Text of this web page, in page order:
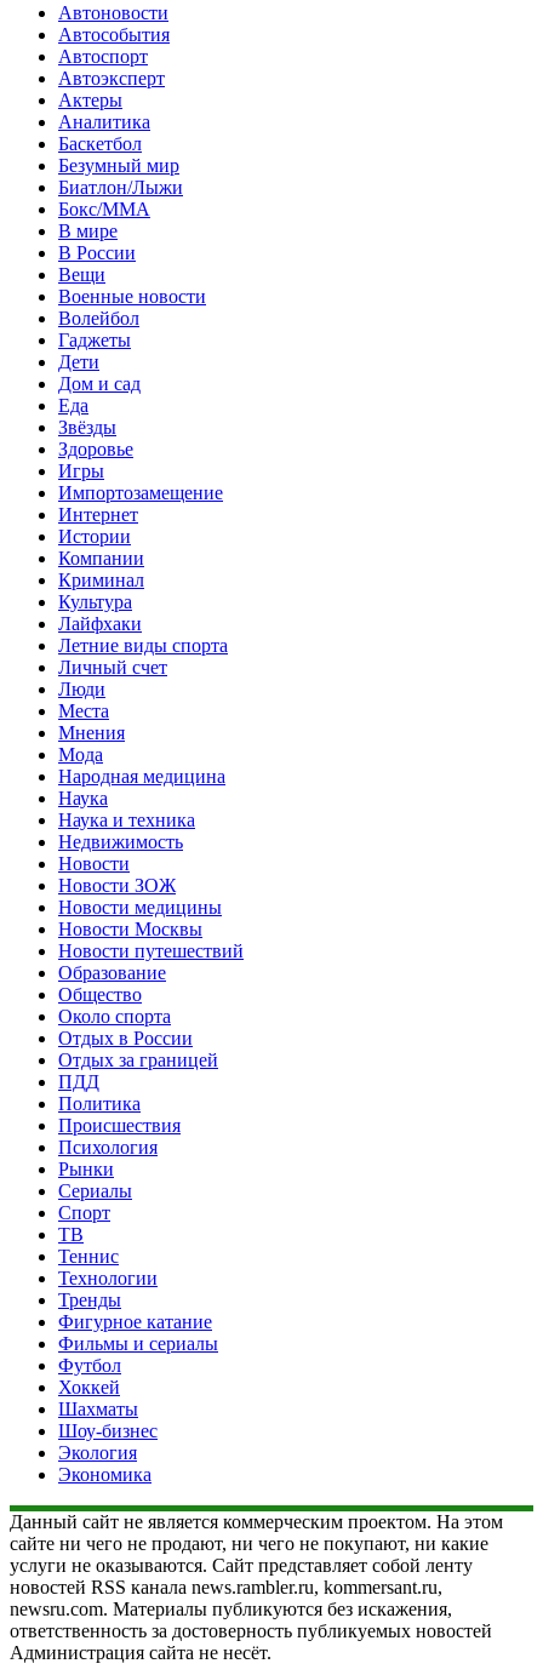
Автоновости
Автособытия
Автоспорт
Автоэксперт
Актеры
Аналитика
Баскетбол
Безумный мир
Биатлон/Лыжи
Бокс/MMA
В мире
В России
Вещи
Военные новости
Волейбол
Гаджеты
Дети
Дом и сад
Еда
Звёзды
Здоровье
Игры
Импортозамещение
Интернет
Истории
Компании
Криминал
Культура
Лайфхаки
Летние виды спорта
Личный счет
Люди
Места
Мнения
Мода
Народная медицина
Наука
Наука и техника
Недвижимость
Новости
Новости ЗОЖ
Новости медицины
Новости Москвы
Новости путешествий
Образование
Общество
Около спорта
Отдых в России
Отдых за границей
ПДД
Политика
Происшествия
Психология
Рынки
Сериалы
Спорт
ТВ
Теннис
Технологии
Тренды
Фигурное катание
Фильмы и сериалы
Футбол
Хоккей
Шахматы
Шоу-бизнес
Экология
Экономика
Данный сайт не является коммерческим проектом. На этом
сайте ни чего не продают, ни чего не покупают, ни какие
услуги не оказываются. Сайт представляет собой ленту
новостей RSS канала news.rambler.ru, kommersant.ru,
newsru.com. Материалы публикуются без искажения,
ответственность за достоверность публикуемых новостей
Администрация сайта не несёт.